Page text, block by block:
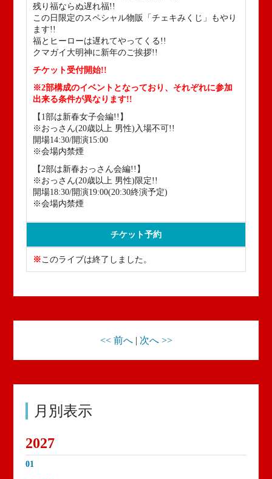
残り福ならぬ遅れ福!!
この日限定のスペシャル物販「チェキみくじ」もやり
ます!!
福とヒーローは遅れてやってくる!!
クマガイ大明神に新年のご挨拶!!
チケット受付開始!!
※2部構成のイベントとなっており、それぞれに参加
出来る条件が異なります!!
【1部は新春女子会編!!】
※おっさん(20歳以上 男性)入場不可!!
開場14:30/開演15:00
※会場内禁煙
【2部は新春おっさん会編!!】
※おっさん(20歳以上 男性)限定!!
開場18:30/開演19:00(20:30終演予定)
※会場内禁煙
チケット予約
※このライブは終了しました。
<< 前へ| 次へ >>
月別表示
2027
01